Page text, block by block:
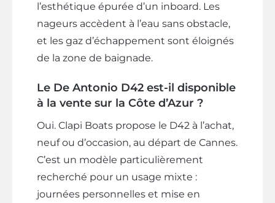
l’esthétique épurée d’un inboard. Les
nageurs accèdent à l’eau sans obstacle,
et les gaz d’échappement sont éloignés
de la zone de baignade.
Le De Antonio D42 est-il disponible
à la vente sur la Côte d’Azur ?
Oui. Clapi Boats propose le D42 à l’achat,
neuf ou d’occasion, au départ de Cannes.
C’est un modèle particulièrement
recherché pour un usage mixte :
journées personnelles et mise en